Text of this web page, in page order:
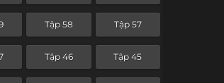
Tập 58 Tập 57
Tập 46 Tập 45